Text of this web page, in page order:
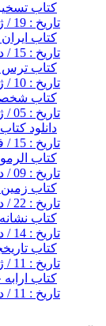
کتاب
تاریخ : 19 / ژانویه / 2017
کتاب
تاریخ : 15 / دسامبر / 2016
کتاب ترس
تاریخ : 10 / ژانویه / 2017
کتاب
تاریخ : 05 / ژانویه / 2017
دانلود
تاریخ : 15 / فوریه / 2017
کتاب
تاریخ : 09 / دسامبر / 2016
کتاب
تاریخ : 22 / دسامبر / 2016
کتاب
تاریخ : 14 / دسامبر / 2016
کتاب
تاریخ : 11 / ژانویه / 2017
کتاب ارابه
تاریخ : 11 / دسامبر / 2016